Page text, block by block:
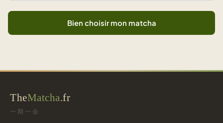
Bien choisir mon matcha
TheMatcha.fr
一期一会